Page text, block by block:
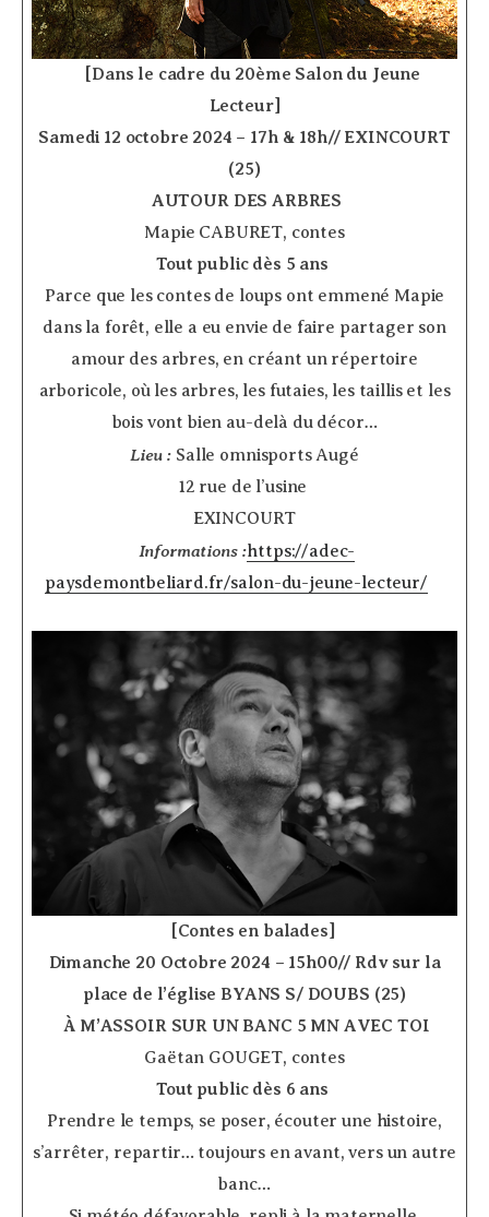
[Dans le cadre du 20ème Salon du Jeune
Lecteur]
Samedi 12 octobre 2024 – 17h & 18h// EXINCOURT
(25)
AUTOUR DES ARBRES
Mapie CABURET, contes
Tout public dès 5 ans
Parce que les contes de loups ont emmené Mapie
dans la forêt, elle a eu envie de faire partager son
amour des arbres, en créant un répertoire
arboricole, où les arbres, les futaies, les taillis et les
bois vont bien au-delà du décor…
Lieu : Salle omnisports Augé
12 rue de l’usine
EXINCOURT
Informations :https://adec-
paysdemontbeliard.fr/salon-du-jeune-lecteur/
[Contes en balades]
Dimanche 20 Octobre 2024 – 15h00// Rdv sur la
place de l’église BYANS S/ DOUBS (25)
­À M’ASSOIR SUR UN BANC 5 MN AVEC TOI
Gaëtan GOUGET, contes
Tout public dès 6 ans
Prendre le temps, se poser, écouter une histoire,
s’arrêter, repartir… toujours en avant, vers un autre
banc…